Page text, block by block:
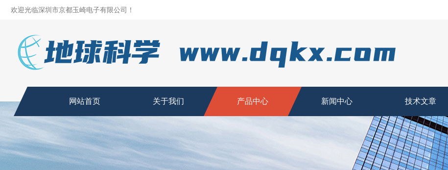
欢迎光临深圳市京都玉崎电子有限公司！
网站首页 关于我们 产品中心 新闻中心 技术文章